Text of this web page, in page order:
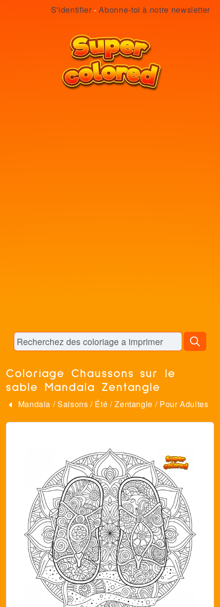
S'identifier -Abonne-toi à notre newsletter
Coloriage Chaussons sur le
sable Mandala Zentangle
Mandala /Saisons / Été /Zentangle / Pour Adultes